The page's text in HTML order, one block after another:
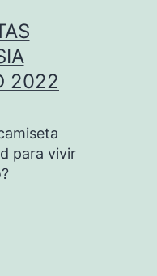
2022
para vivir